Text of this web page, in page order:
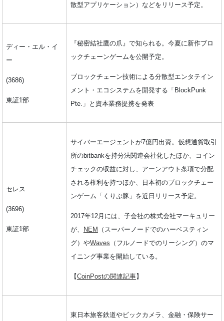
散型アプリケーション）などをリリース予定。
ディー・エル・イ
ー
(3686)
東証1部
『秘密結社鷹の爪』で知られる。今夏に新作ブロ
ックチェーンゲームを公開予定。
ブロックチェーン技術による分散型エンタテイン
メント・エコシステムを開発する「BlockPunk
Pte.」と資本業務提携を発表
セレス
(3696)
東証1部
サイバーエージェントが7億円出資。仮想通貨取引
所のbitbankを持分法関連会社化したほか、コイン
チェックの収益に対し、アーンアウト条項で分配
される権利を持つほか、日本初のブロックチェー
ンゲーム「くりぷ豚」を近日リリース予定。
2017年12月には、子会社の株式会社マーキュリー
が、 NEM （スーパーノードでのハーベスティン
グ）やWaves （フルノードでのリーシング）のマ
イニング事業を開始している。
【CoinPostの関連記事】
東日本旅客鉄道やビックカメラ、金融・保険サー